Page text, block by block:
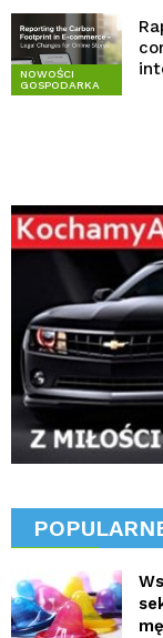
NOWOŚCI
GOSPODARKA